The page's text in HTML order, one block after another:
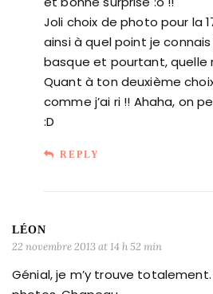
Joli choix de photo pour la
ainsi à quel point je
basque et pourtant, quelle
Quant à ton deuxième
comme j’ai ri !! Ahaha, on
:D
REPLY
LÉON
22 novembre 2013 at 14 h 52 min
Génial, je m’y trouve